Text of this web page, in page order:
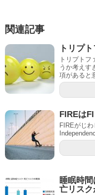
関連記事
トリプ
トリプト
うか考えす
項があると
FIREは
FIREがじ
睡眠時
亡リスク